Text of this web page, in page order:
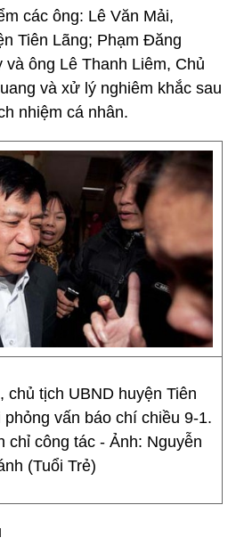
các ông: Lê Văn Mải,
Tiên Lãng; Phạm Đăng
ông Lê Thanh Liêm, Chủ
và xử lý nghiêm khắc sau
nhiệm cá nhân.
chủ tịch UBND huyện Tiên
vấn báo chí chiều 9-1.
chỉ công tác - Ảnh: Nguyễn
(Tuổi Trẻ)